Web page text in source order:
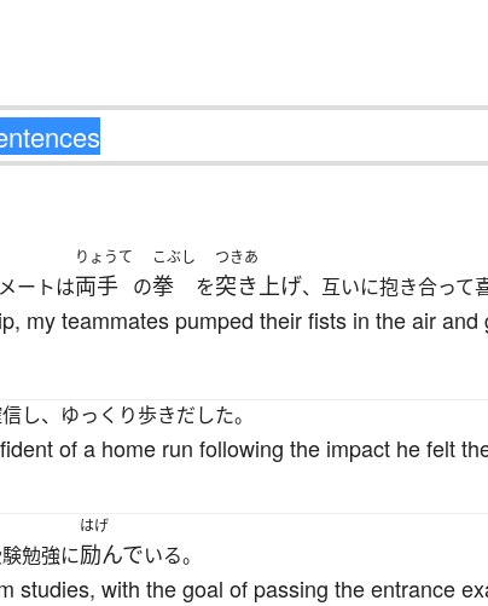
ートは
りょうて
両手 の
こぶし
拳 を
つきあ
突き上げ、互いに抱き合って
my teammates pumped their fists in the air
し、ゆっくり歩きだした。
of a home run following the impact he felt
勉強に
はげ
励んでいる。
studies, with the goal of passing the entrance